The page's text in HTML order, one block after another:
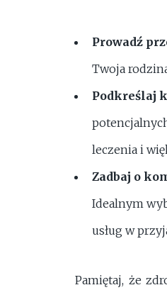
Prowadź
Twoja
Podkreślaj
leczenia i
Zadbaj o
Idealnym
usług w
Pamiętaj, że